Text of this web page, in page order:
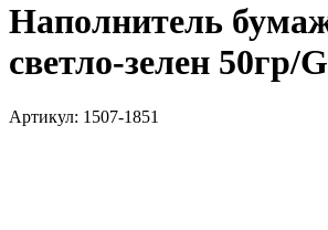
Наполнитель
светло-зелен 50гр/G
Артикул: 1507-1851